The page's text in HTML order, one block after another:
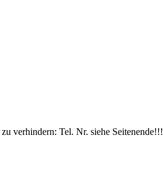
verhindern: Tel. Nr. siehe Seitenende!!!